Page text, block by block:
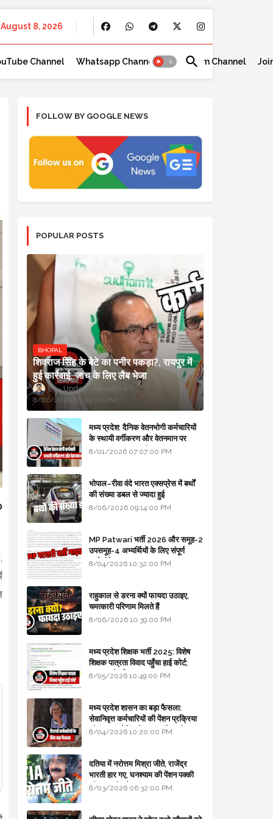
August 8, 2026
Channel Whatsapp Channel Telegram Channel
FOLLOW BY GOOGLE NEWS
POPULAR POSTS
BHOPAL
शिवराज सिंह के बेटे का पनीर पकड़ा?, रायपुर में
हुई कार्रवाई, जांच के लिए लैब भेजा
Updesh Awasthee
8/06/2026 10:09:00 PM
मध्य प्रदेश: दैनिक वेतनभोगी कर्मचारियों
के स्थायी वर्गीकरण और वेतनमान पर
सरकार का बड़ा स्पष्टीकरण
8/01/2026 07:07:00 PM
भोपाल–रीवा वंदे भारत एक्सप्रेस में बर्थों
की संख्या डबल से ज्यादा हुई
8/06/2026 09:14:00 PM
MP Patwari भर्ती 2026 और समूह-2
उपसमूह-4 अभ्यर्थियों के लिए संपूर्ण
मार्गदर्शिका
8/04/2026 10:32:00 PM
राहुकाल से डरना क्यों फायदा उठाइए,
चमत्कारी परिणाम मिलते हैं
8/06/2026 10:39:00 PM
मध्य प्रदेश शिक्षक भर्ती 2025: विशेष
शिक्षक पात्रता विवाद पहुँचा हाई कोर्ट;
सरकार से माँगा जवाब
8/05/2026 10:49:00 PM
मध्य प्रदेश शासन का बड़ा फैसला:
सेवानिवृत्त कर्मचारियों की पेंशन प्रक्रिया
और बजट कोडिंग में हुए क्रांतिकारी
8/04/2026 10:20:00 PM
दतिया में नरोत्तम मिश्रा जीते, राजेंद्र
भारती हार गए, घनश्याम की पेंशन पक्की
और आशुतोष बैक टू...
8/03/2026 06:32:00 PM